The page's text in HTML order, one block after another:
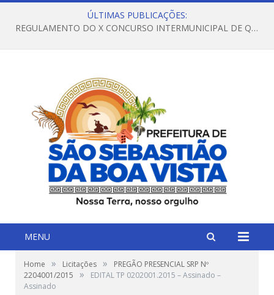
ÚLTIMAS PUBLICAÇÕES:
REGULAMENTO DO X CONCURSO INTERMUNICIPAL DE QUADRILHAS JUNINAS – 2026 – ARRAIÁ DA VENEZA
MENU
Home » Licitações »
PREGÃO PRESENCIAL SRP Nº
2204001/2015
»
EDITAL TP 0202001.2015 – Assinado –
Assinado